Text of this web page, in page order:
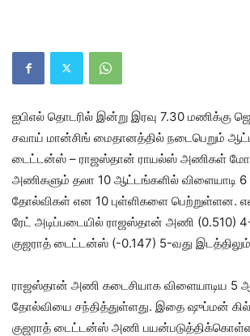
ஐபிஎல் தொடரில் இன்று இரவு 7.30 மணிக்கு
சவாய் மான்​சிங் மைதானத்​தில் நடை​பெறும்
டைட்டன்ஸ் – ராஜஸ்தான் ராயல்ஸ் அணி​கள்
அணி​களும் தலா 10 ஆட்​டங்​களில் விளையாடி 6
தோல்வி​கள் என 10 புள்​ளி​களை பெற்றுள்​ளன.
ரேட் அடிப்​படை​யில் ராஜஸ்தான் அணி (0.510)
குஜ​ராத் டைட்​டன்ஸ் (-0.147) 5-வது
ராஜஸ்​தான் அணி கடைசி​யாக விளை​யாடிய 5
தோல்​வியை சந்​தித்​துள்​ளது. இதை ஷுப்​மன்
குஜ​ராத் டைட்​டன்ஸ் அணி